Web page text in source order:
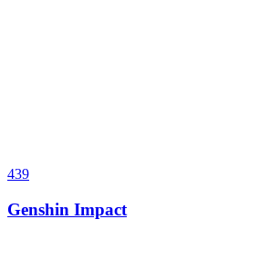
439
Genshin Impact